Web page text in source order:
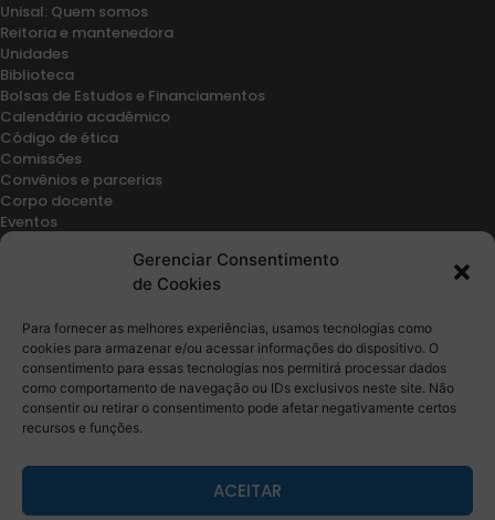
Gerenciar Consentimento
de Cookies
Para fornecer as melhores experiências, usamos tecnologias como
cookies para armazenar e/ou acessar informações do dispositivo. O
consentimento para essas tecnologias nos permitirá processar dados
como comportamento de navegação ou IDs exclusivos neste site. Não
consentir ou retirar o consentimento pode afetar negativamente certos
recursos e funções.
ACEITAR
Unisal: Quem somos
Reitoria e mantenedora
Unidades
Biblioteca
Bolsas de Estudos e Financiamentos
Calendário acadêmico
Código de ética
Comissões
Convênios e parcerias
Corpo docente
Eventos
Hubs de tecnologia
Internacionalização
M.C. 2017
Notícias
Núcleos
Pastoral
Pesquisa
PMV